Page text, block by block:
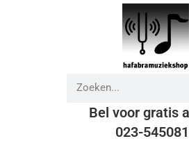
Bel voor gratis
023-